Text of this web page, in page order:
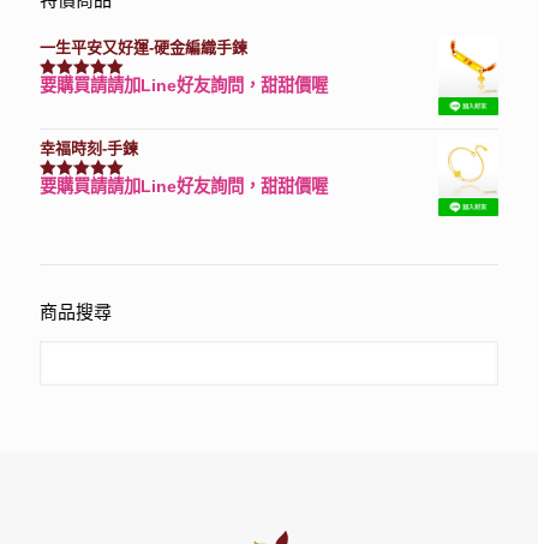
一生平安又好運-硬金編織手鍊
評分7740滿分 5
要購買請請加Line好友詢問，甜甜價喔
幸福時刻-手鍊
評分3150滿分 5
要購買請請加Line好友詢問，甜甜價喔
商品搜尋